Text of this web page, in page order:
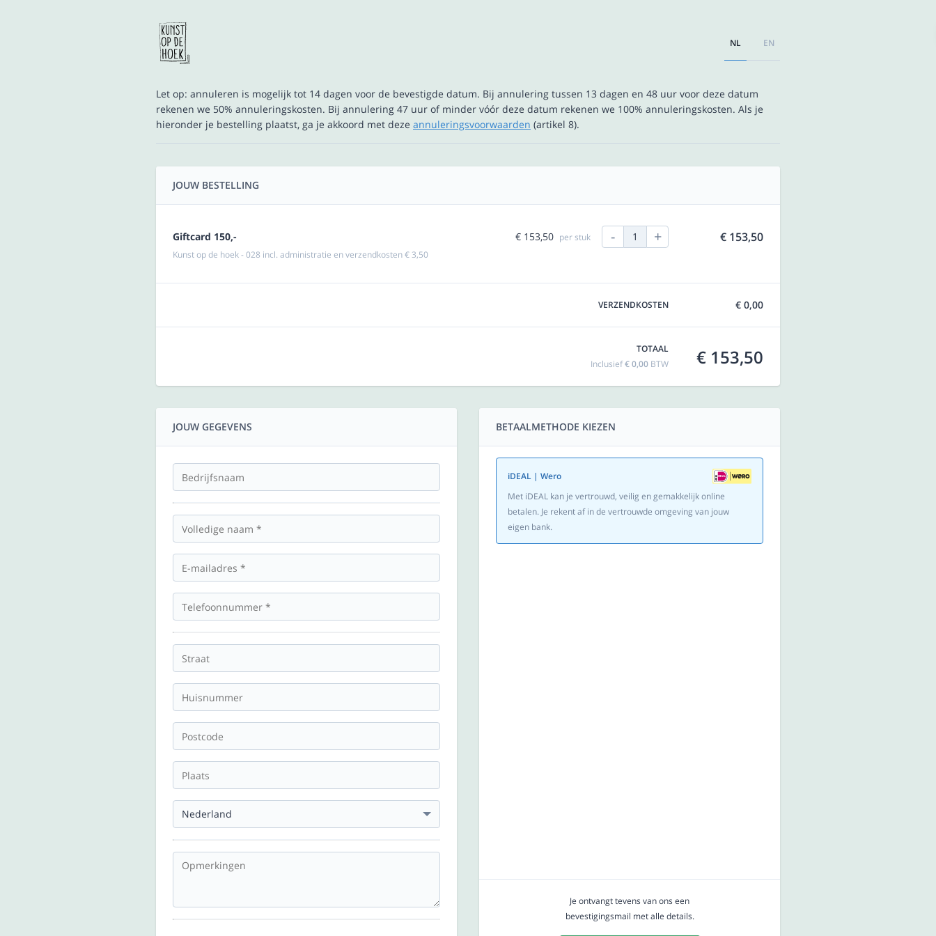
NL EN
Let op: annuleren is mogelijk tot 14 dagen voor de bevestigde datum. Bij annulering tussen 13 dagen en 48 uur voor deze datum
rekenen we 50% annuleringskosten. Bij annulering 47 uur of minder vóór deze datum rekenen we 100% annuleringskosten. Als je
hieronder je bestelling plaatst, ga je akkoord met deze annuleringsvoorwaarden (artikel 8).
JOUW BESTELLING
Giftcard 150,-
Kunst op de hoek - 028 incl. administratie en verzendkosten € 3,50
€ 153,50 per stuk - 1 + € 153,50
VERZENDKOSTEN € 0,00
TOTAAL
Inclusief€ 0,00 BTW € 153,50
JOUW GEGEVENS BETAALMETHODE KIEZEN
iDEAL | Wero
Met iDEAL kan je vertrouwd, veilig en gemakkelijk online
betalen. Je rekent af in de vertrouwde omgeving van jouw
eigen bank.
Je ontvangt tevens van ons een
bevestigingsmail met alle details.